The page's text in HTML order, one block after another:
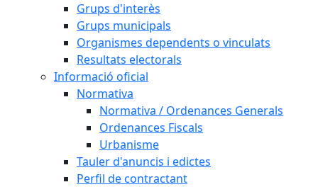
Grups d'interès
Grups municipals
Organismes dependents o vinculats
Resultats electorals
Informació oficial
Normativa
Normativa / Ordenances Generals
Ordenances Fiscals
Urbanisme
Tauler d'anuncis i edictes
Perfil de contractant